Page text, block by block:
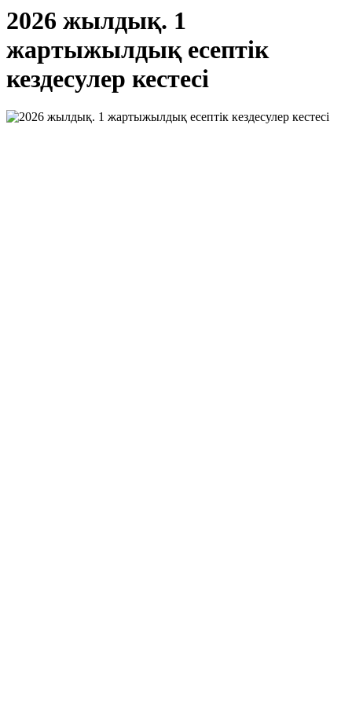
2026 жылдық. 1
жартыжылдық есептік
кездесулер кестесі